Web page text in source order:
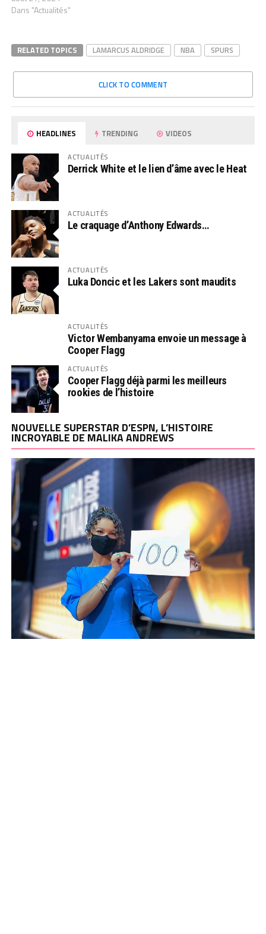
Dans "Actualités"
RELATED TOPICS LAMARCUS ALDRIDGE NBA SPURS
CLICK TO COMMENT
HEADLINES TRENDING VIDEOS
ACTUALITÉS
Derrick White et le lien d’âme avec le Heat
ACTUALITÉS
Le craquage d’Anthony Edwards…
ACTUALITÉS
Luka Doncic et les Lakers sont maudits
ACTUALITÉS
Victor Wembanyama envoie un message à
Cooper Flagg
ACTUALITÉS
Cooper Flagg déjà parmi les meilleurs
rookies de l’histoire
NOUVELLE SUPERSTAR D’ESPN, L’HISTOIRE
INCROYABLE DE MALIKA ANDREWS